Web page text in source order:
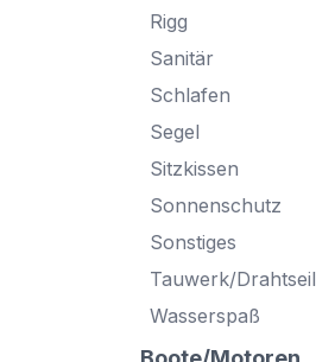
Rigg
Sanitär
Schlafen
Segel
Sitzkissen
Sonnenschutz
Sonstiges
Tauwerk/Drahtseil
Wasserspaß